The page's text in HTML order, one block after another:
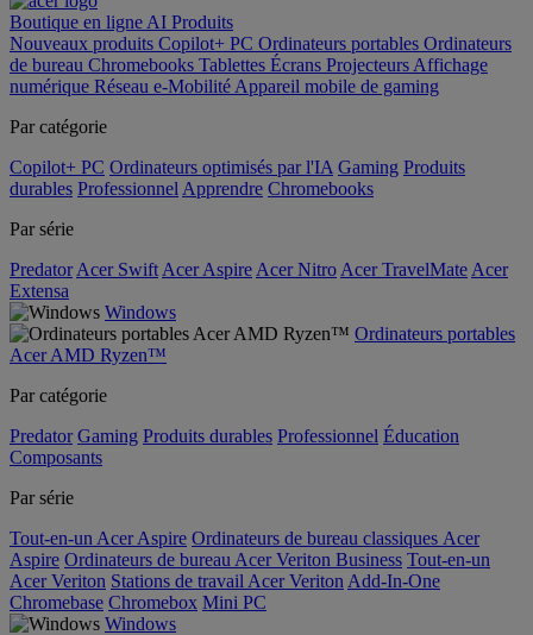
Boutique en ligne AI Produits
Nouveaux produits Copilot+ PC Ordinateurs portables Ordinateurs
de bureau Chromebooks Tablettes Écrans Projecteurs Affichage
numérique Réseau e-Mobilité Appareil mobile de gaming
Par catégorie
Copilot+ PC Ordinateurs optimisés par l'IA Gaming Produits
durables Professionnel Apprendre Chromebooks
Par série
Predator Acer Swift Acer Aspire Acer Nitro Acer TravelMate Acer
Extensa
Windows
Ordinateurs portables
Acer AMD Ryzen™
Par catégorie
Predator Gaming Produits durables Professionnel Éducation
Composants
Par série
Tout-en-un Acer Aspire Ordinateurs de bureau classiques Acer
Aspire Ordinateurs de bureau Acer Veriton Business Tout-en-un
Acer Veriton Stations de travail Acer Veriton Add-In-One
Chromebase Chromebox Mini PC
Windows